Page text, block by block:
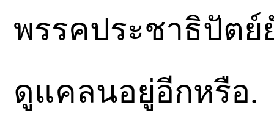
พรรคประชาธิปัต
ดูแคลนอยู่อีกหรือ.